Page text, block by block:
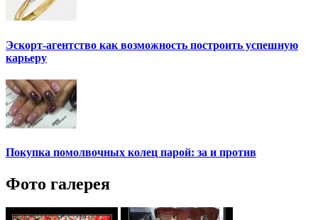
Эскорт-агентство как возможность построить успешную
карьеру
Покупка помолвочных колец парой: за и против
Фото галерея